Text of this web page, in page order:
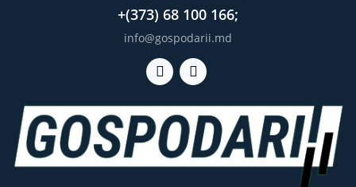
+(373) 68 100 166;
info@gospodarii.md